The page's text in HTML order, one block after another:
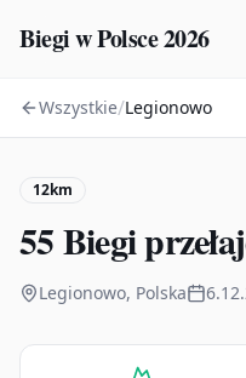
Biegi w Polsce 2026
Zawody
Kalendarz
Wszystkie/Legionowo
12km
55 Biegi
Legionowo, Polska